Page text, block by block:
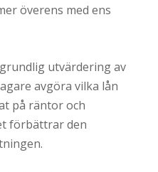
överens med ens
utvärdering av
avgöra vilka lån
på räntor och
förbättrar den